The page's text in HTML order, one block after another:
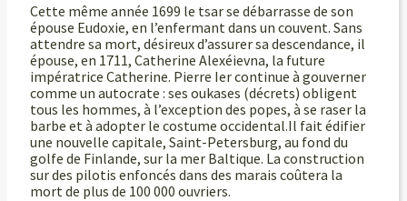
Cette même année 1699 le tsar se débarrasse de son
épouse Eudoxie, en l’enfermant dans un couvent. Sans
attendre sa mort, désireux d’assurer sa descendance, il
épouse, en 1711, Catherine Alexéievna, la future
impératrice Catherine. Pierre Ier continue à gouverner
comme un autocrate : ses oukases (décrets) obligent
tous les hommes, à l’exception des popes, à se raser la
barbe et à adopter le costume occidental.Il fait édifier
une nouvelle capitale, Saint-Petersburg, au fond du
golfe de Finlande, sur la mer Baltique. La construction
sur des pilotis enfoncés dans des marais coûtera la
mort de plus de 100 000 ouvriers.